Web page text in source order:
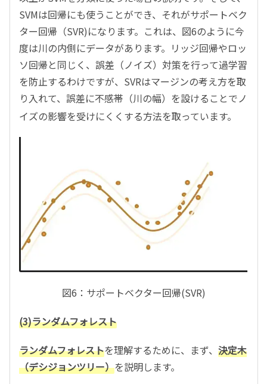
SVMは回帰にも使うことができ、それがサポートベク
ター回帰（SVR)になります。これは、図6のように今
度は川の内側にデータがあります。リッジ回帰やロッ
ソ回帰と同じく、誤差（ノイズ）対策を行って過学習
を防止するわけですが、SVRはマージンの考え方を取
り入れて、誤差に不感帯（川の幅）を設けることでノ
イズの影響を受けにくくする方法を取っています。
図6：サポートベクター回帰(SVR)
(3)ランダムフォレスト
ランダムフォレストを理解するために、まず、 決定木
（デシジョンツリー）を説明します。